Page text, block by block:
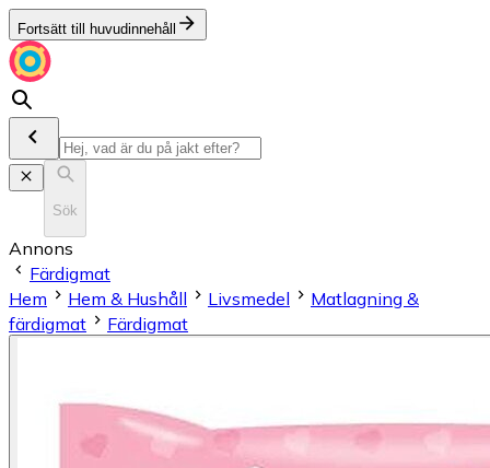
Fortsätt till huvudinnehåll
Sök
Annons
Färdigmat
Hem
Hem & Hushåll Livsmedel
Matlagning &
färdigmat
Färdigmat